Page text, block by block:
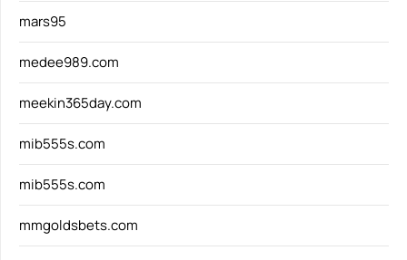
mars95
medee989.com
meekin365day.com
mib555s.com
mib555s.com
mmgoldsbets.com